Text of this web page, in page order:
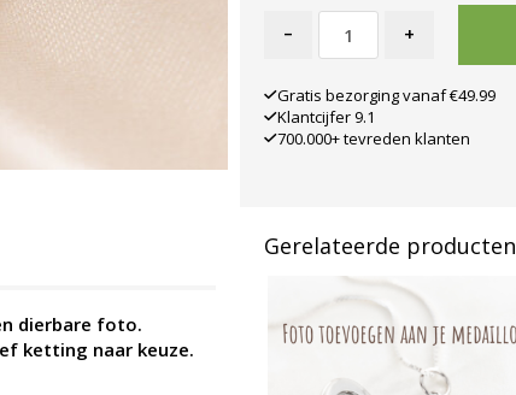
- +
Gratis bezorging vanaf €49.99
Klantcijfer 9.1
700.000+ tevreden klanten
dierbare foto.
ketting naar keuze.
Gerelateerde producten